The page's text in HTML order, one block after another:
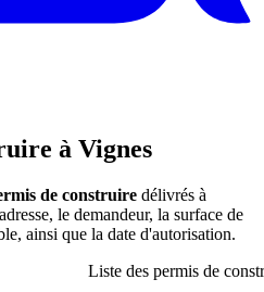
à Vignes
de construire délivrés à
le demandeur, la surface de
ainsi que la date d'autorisation.
Liste des permis de